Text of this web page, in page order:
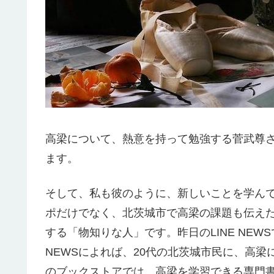
高梁について、熱意を持って勉強する菅武尊
ます。
そして、私も彼のように、新しいことを学ん
ポだけでなく、北茨城市で高梁の課題も伝え
する「物知りな人」です。昨日のLINE
NEWSによれば、20代の北茨城市民に、高